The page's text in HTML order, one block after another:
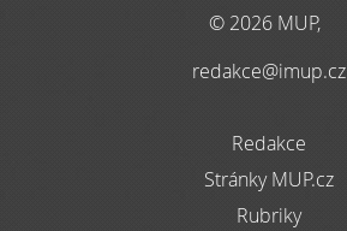
© 2026 MUP,
redakce@imup.cz
Redakce
Stránky MUP.cz
Rubriky